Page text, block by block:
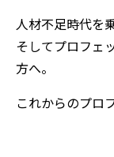
人材不足時代を
そしてプロフェ
方へ。
これからのプロ